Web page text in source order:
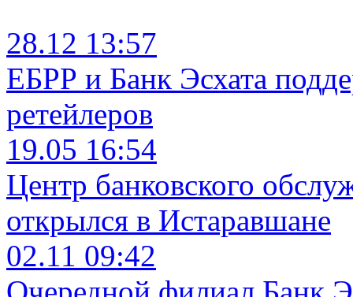
28.12 13:57
ЕБРР и Банк Эсхата
ретейлеров
19.05 16:54
Центр банковского
открылся в Истаравшане
02.11 09:42